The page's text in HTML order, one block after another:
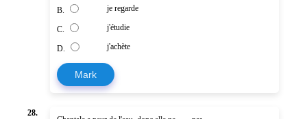
B. je regarde
C. j'étudie
D. j'achète
Mark
28.